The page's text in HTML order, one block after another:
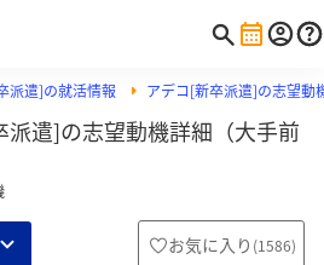
派遣]の就活情報 アデコ[新卒派遣]の志望動
遣]の志望動機詳細（大手前
お気に入り (1586)